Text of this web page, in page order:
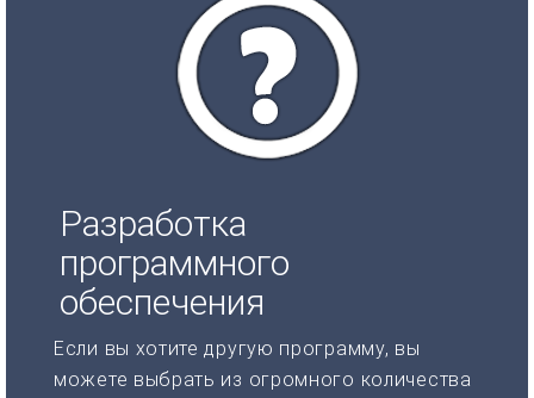
Разработка
программного
обеспечения
Если вы хотите другую программу, вы
можете выбрать из огромного количества